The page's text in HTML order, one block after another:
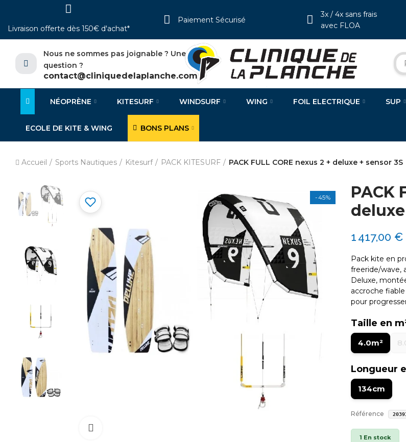
Livraison offerte dès 150€ d'achat*
Paiement Sécurisé
3x / 4x sans frais
avec FLOA
Nous ne sommes pas joignable ? Une
question ?
contact@cliniquedelaplanche.com
NÉOPRÈNE KITESURF WINDSURF WING FOIL ELECTRIQUE SUP
ECOLE DE KITE & WING BONS PLANS
Accueil Sports Nautiques Kitesurf PACK KITESURF PACK FULL CORE nexus 2 + deluxe + sensor 3S
-45%
PACK
1 417,00 €
Pack kite en
freeride/wave,
Deluxe,
accroche
pour
Taille en
4.0m²
Longueur
134cm
Référence
1 En stock